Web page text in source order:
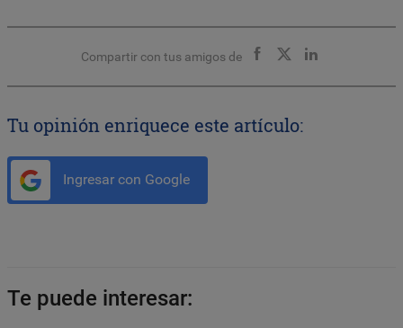
Compartir con tus amigos de
Tu opinión enriquece este artículo:
Ingresar con Google
Te puede interesar: